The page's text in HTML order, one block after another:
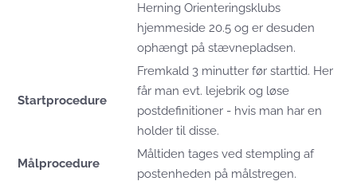
Herning Orienteringsklubs
hjemmeside 20.5 og er desuden
ophængt på stævnepladsen.
Startprocedure
Fremkald 3 minutter før starttid. Her
får man evt. lejebrik og løse
postdefinitioner - hvis man har en
holder til disse.
Målprocedure
Måltiden tages ved stempling af
postenheden på målstregen.